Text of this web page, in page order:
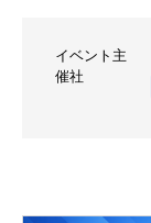
イベント主
催社